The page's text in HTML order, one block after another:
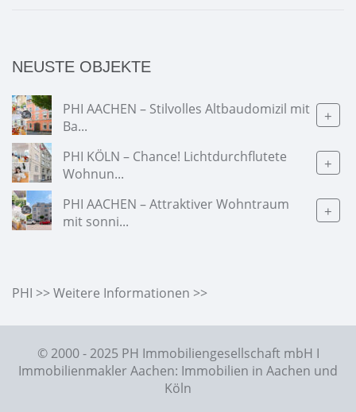
NEUSTE OBJEKTE
PHI AACHEN – Stilvolles Altbaudomizil mit
Ba...
+
PHI KÖLN – Chance! Lichtdurchflutete
Wohnun...
+
PHI AACHEN – Attraktiver Wohntraum
mit sonni...
+
PHI >> Weitere Informationen >>
© 2000 - 2025 PH Immobiliengesellschaft mbH I
Immobilienmakler Aachen: Immobilien in Aachen und
Köln